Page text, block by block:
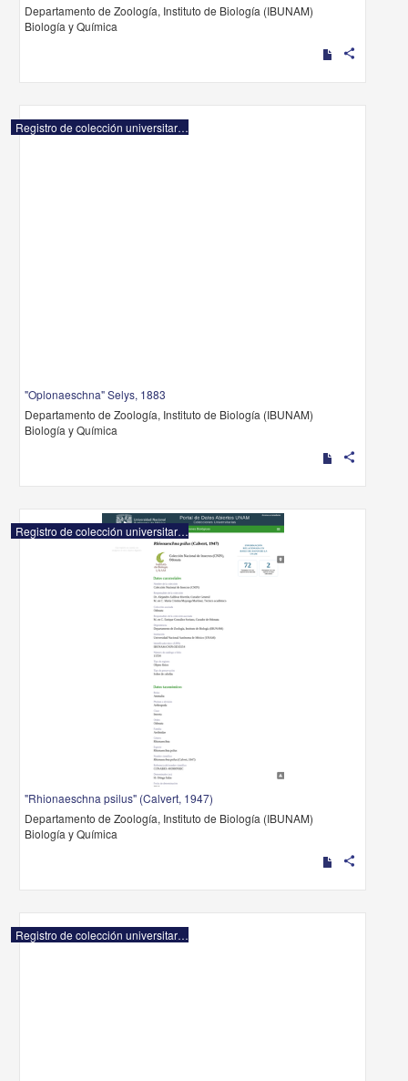
Departamento de Zoología, Instituto de Biología (IBUNAM)
Biología y Química
share
Registro de colección universitaria
"Oplonaeschna" Selys, 1883
Departamento de Zoología, Instituto de Biología (IBUNAM)
Biología y Química
share
Registro de colección universitaria
"Rhionaeschna psilus" (Calvert, 1947)
Departamento de Zoología, Instituto de Biología (IBUNAM)
Biología y Química
share
Registro de colección universitaria